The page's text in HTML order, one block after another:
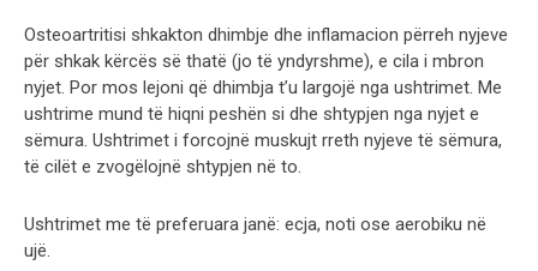
Osteoartritisi shkakton dhimbje dhe inflamacion përreh nyjeve
për shkak kërcës së thatë (jo të yndyrshme), e cila i mbron
nyjet. Por mos lejoni që dhimbja t’u largojë nga ushtrimet. Me
ushtrime mund të hiqni peshën si dhe shtypjen nga nyjet e
sëmura. Ushtrimet i forcojnë muskujt rreth nyjeve të sëmura,
të cilët e zvogëlojnë shtypjen në to.
Ushtrimet me të preferuara janë: ecja, noti ose aerobiku në
ujë.